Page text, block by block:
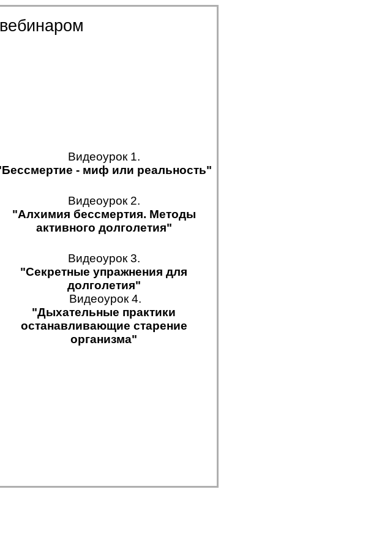
Видеоурок 1.
- миф или реальность"
Видеоурок 2.
"Алхимия бессмертия. Методы
активного долголетия"
Видеоурок 3.
"Секретные упражнения для
долголетия"
Видеоурок 4.
"Дыхательные практики
останавливающие старение
организма"